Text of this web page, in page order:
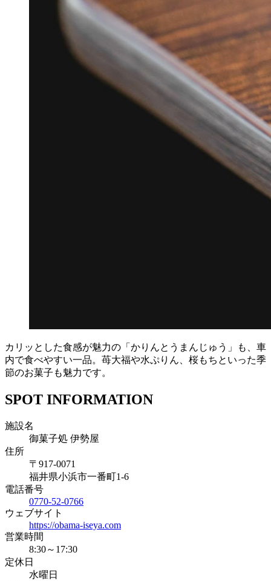
カリッとした食感が魅力の「かりんとうまんじゅう」も、車
内で食べやすい一品。苺大福や水ぷりん、桜もちといった季
節のお菓子も魅力です。
SPOT INFORMATION
施設名
御菓子処 伊勢屋
住所
〒917-0071
福井県小浜市一番町1-6
電話番号
0770-52-0766
ウェブサイト
https://obama-iseya.com
営業時間
8:30～17:30
定休日
水曜日